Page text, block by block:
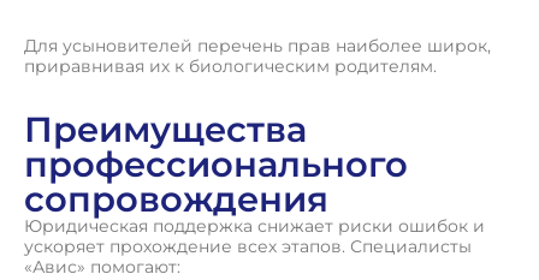
Для усыновителей перечень прав наиболее широк,
приравнивая их к биологическим родителям.
Преимущества
профессионального
сопровождения
Юридическая поддержка снижает риски ошибок и
ускоряет прохождение всех этапов. Специалисты
«Авис» помогают: